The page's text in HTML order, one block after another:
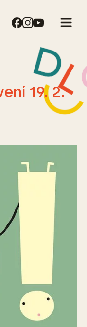
19. 2.